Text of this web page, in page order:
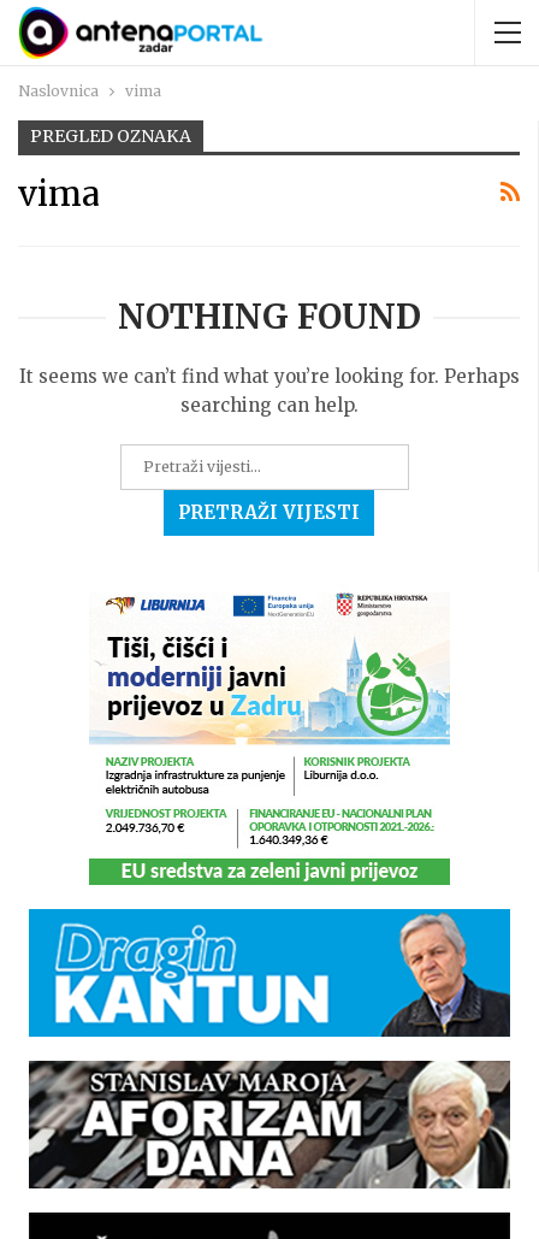
Naslovnica vima
PREGLED OZNAKA
vima
NOTHING FOUND
It seems we can’t find what you’re looking for. Perhaps
searching can help.